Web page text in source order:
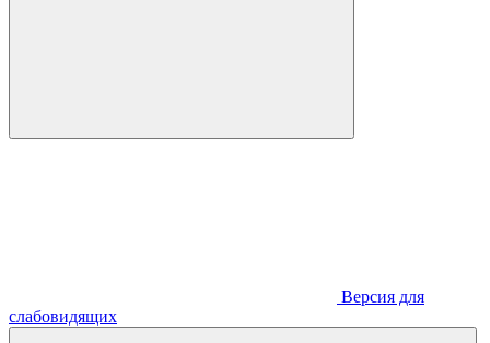
Версия для
слабовидящих